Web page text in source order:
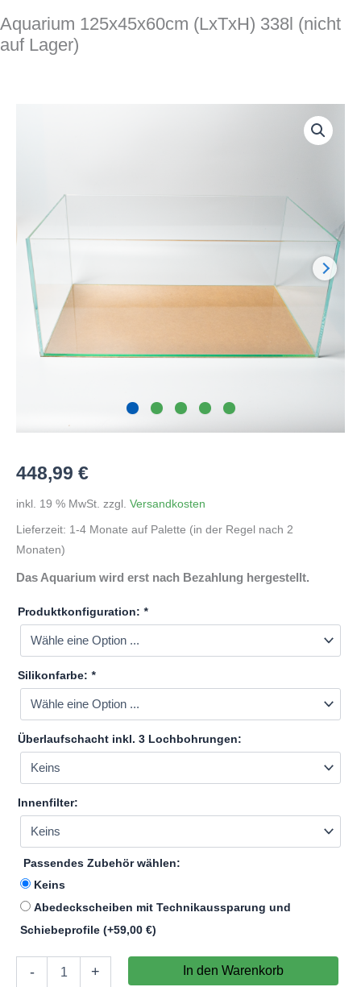
Aquarium 125x45x60cm (LxTxH) 338l (nicht
auf Lager)
448,99 €
inkl. 19 % MwSt. zzgl. Versandkosten
Lieferzeit: 1-4 Monate auf Palette (in der Regel nach 2
Monaten)
Das Aquarium wird erst nach Bezahlung hergestellt.
Produktkonfiguration: *
Silikonfarbe: *
Überlaufschacht inkl. 3 Lochbohrungen:
Innenfilter:
Passendes Zubehör wählen:
Keins
Abedeckscheiben mit Technikaussparung und
Schiebeprofile (+59,00 €)
-
125x45x60cm
+ In den Warenkorb